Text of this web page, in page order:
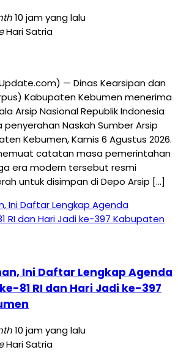
10 jam yang lalu
Hari Satria
— Dinas Kearsipan dan
Kabupaten Kebumen menerima
Arsip Nasional Republik Indonesia
penyerahan Naskah Sumber Arsip
Kebumen, Kamis 6 Agustus 2026.
catatan masa pemerintahan
era modern tersebut resmi
untuk disimpan di Depo Arsip […]
Ini Daftar Lengkap Agenda
81 RI dan Hari Jadi ke-397
10 jam yang lalu
Hari Satria